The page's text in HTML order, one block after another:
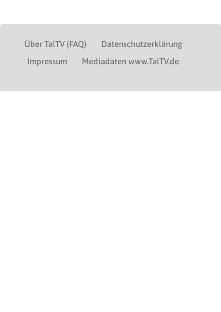
Über TalTV (FAQ)
Datenschutzerklärung
Impressum
Mediadaten www.TalTV.de